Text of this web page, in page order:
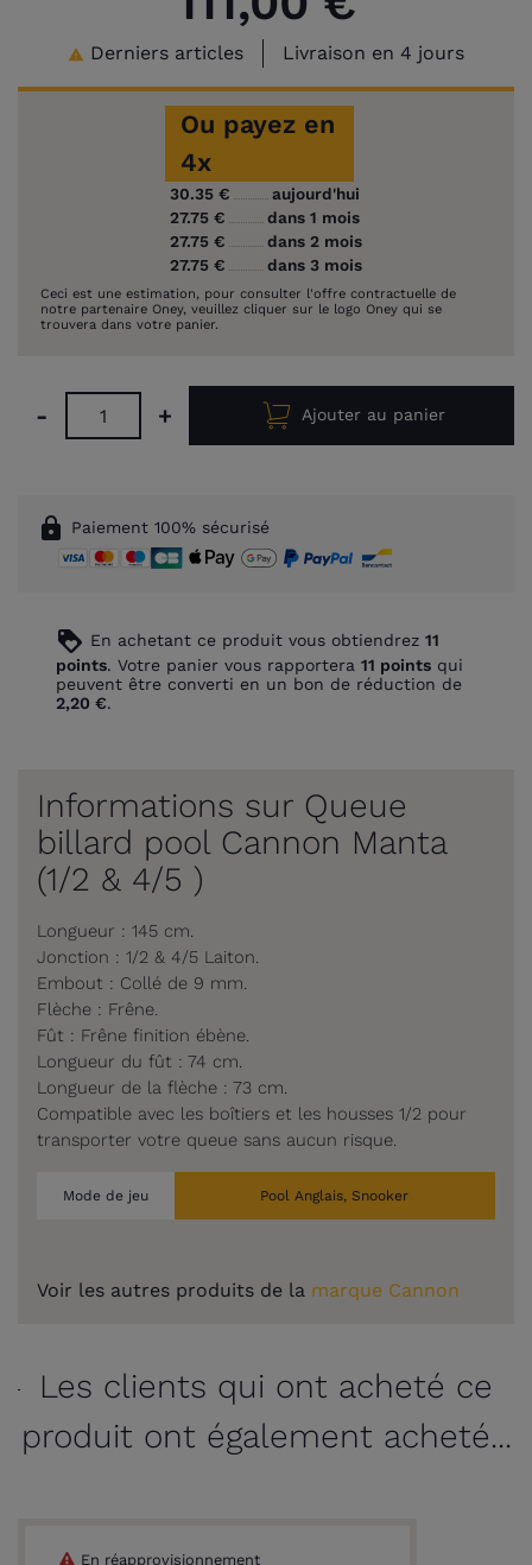
 Derniers articles Livraison en 4 jours
Ou payez en
4x
30.35 €
aujourd'hui
27.75 €
dans 1 mois
27.75 €
dans 2 mois
27.75 €
dans 3 mois
Ceci est une estimation, pour consulter l'offre contractuelle de
notre partenaire Oney, veuillez cliquer sur le logo Oney qui se
trouvera dans votre panier.
- + Ajouter au panier
lock Paiement 100% sécurisé
loyalty En achetant ce produit vous obtiendrez 11
points. Votre panier vous rapportera 11 points qui
peuvent être converti en un bon de réduction de
2,20 €.
Informations sur Queue
billard pool Cannon Manta
(1/2 & 4/5 )
Longueur : 145 cm.
Jonction : 1/2 & 4/5 Laiton.
Embout : Collé de 9 mm.
Flèche : Frêne.
Fût : Frêne finition ébène.
Longueur du fût : 74 cm.
Longueur de la flèche : 73 cm.
Compatible avec les boîtiers et les housses 1/2 pour
transporter votre queue sans aucun risque.
Mode de jeu Pool Anglais, Snooker
Voir les autres produits de la marque Cannon
Les clients qui ont acheté ce
produit ont également acheté...
En réapprovisionnement